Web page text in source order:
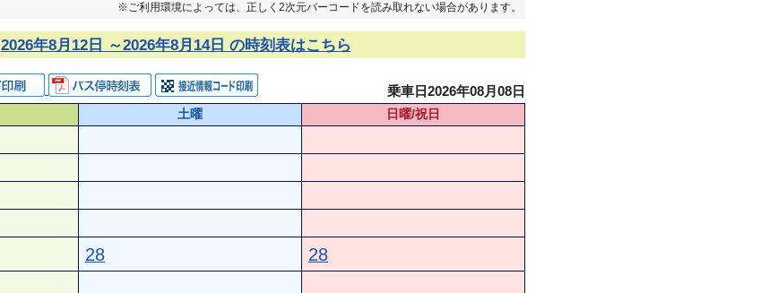
※ご利用環境によっては、正しく2次元バーコードを読み取れない場合があります。
2026年8月12日 ～2026年8月14日 の時刻表はこちら
乗車日2026年08月08日
土曜
日曜/祝日
28 28